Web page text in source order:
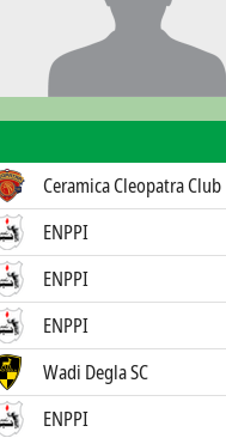
Ceramica Cleopatra Club
ENPPI
ENPPI
ENPPI
Wadi Degla SC
ENPPI